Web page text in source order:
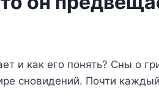
и как его понять? Сны о
сновидений. Почти